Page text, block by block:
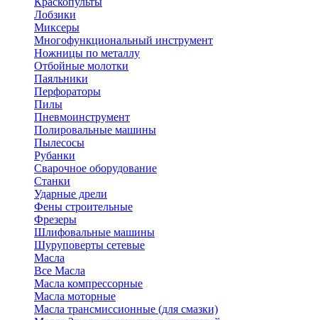
Лобзики
Миксеры
Многофункциональный инструмент
Ножницы по металлу
Отбойные молотки
Паяльники
Перфораторы
Пилы
Пневмоинструмент
Полировальные машины
Пылесосы
Рубанки
Сварочное оборудование
Станки
Ударные дрели
Фены строительные
Фрезеры
Шлифовальные машины
Шуруповерты сетевые
Масла
Все Масла
Масла компрессорные
Масла моторные
Масла трансмиссионные (для смазки)